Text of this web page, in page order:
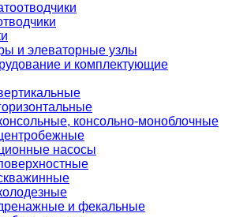
и элеваторные узлы
и комплектующие
консольно-моноблочные
насосы
и фекальные